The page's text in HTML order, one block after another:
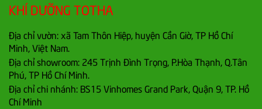
KHÍ DƯỠNG TOTHA
Địa chỉ vườn: xã Tam Thôn Hiệp, huyện Cần Giờ, TP Hồ Chí
Minh, Việt Nam.
Địa chỉ showroom: 245 Trịnh Đình Trọng, P.Hòa Thạnh, Q.Tân
Phú, TP Hồ Chí Minh.
Địa chỉ chi nhánh: BS15 Vinhomes Grand Park, Quận 9, TP. Hồ
Chí Minh